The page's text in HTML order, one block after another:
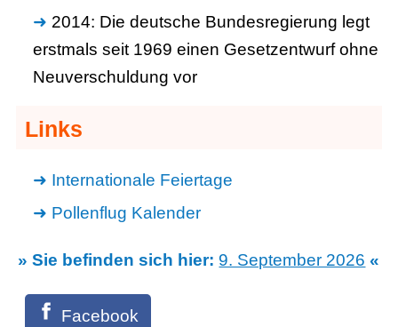
2014: Die deutsche Bundesregierung legt
erstmals seit 1969 einen Gesetzentwurf ohne
Neuverschuldung vor
Links
Internationale Feiertage
Pollenflug Kalender
» Sie befinden sich hier: 9. September 2026 «
Facebook